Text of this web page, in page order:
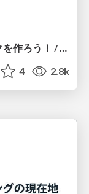
翻訳・対話・越境で強いチームワークを作ろう！ / Building Strong Teamwork through Interpretation, Dialogue, and Border-Crossing
4 2.8k